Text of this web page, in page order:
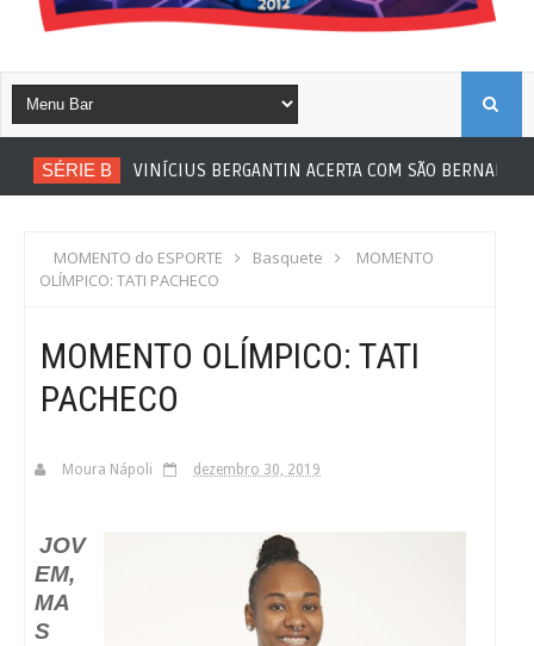
SÉRIE B VINÍCIUS BERGANTIN ACERTA COM SÃO BERNARDO
MOMENTO do ESPORTE Basquete
MOMENTO
OLÍMPICO: TATI PACHECO
MOMENTO OLÍMPICO: TATI
PACHECO
Moura Nápoli dezembro 30, 2019
JOV
EM,
MA
S